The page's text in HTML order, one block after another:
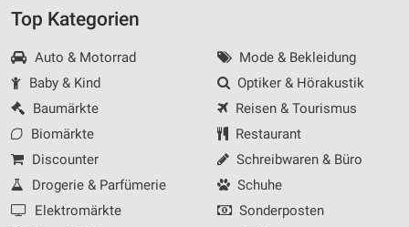
Top Kategorien
Auto & Motorrad
Baby & Kind
Baumärkte
Biomärkte
Discounter
Drogerie & Parfümerie
Elektromärkte
Mode & Bekleidung
Optiker & Hörakustik
Reisen & Tourismus
Restaurant
Schreibwaren & Büro
Schuhe
Sonderposten